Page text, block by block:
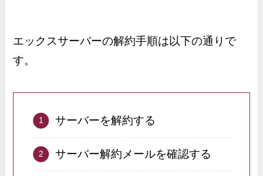
エックスサーバーの解約手順は以下の通りで
す。
サーバーを解約する
サーバー解約メールを確認する